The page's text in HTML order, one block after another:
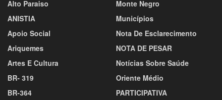
Alto Paraiso
ANISTIA
Apoio Social
Ariquemes
Artes E Cultura
BR- 319
BR-364
Monte Negro
Municípios
Nota De Esclarecimento
NOTA DE PESAR
Notícias Sobre Saúde
Oriente Médio
PARTICIPATIVA